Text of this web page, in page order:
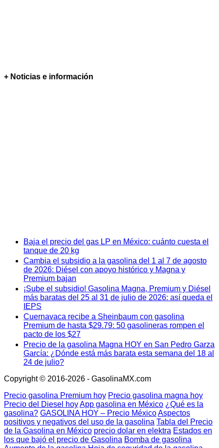
+ Noticias e información
Baja el precio del gas LP en México: cuánto cuesta el
tanque de 20 kg
Cambia el subsidio a la gasolina del 1 al 7 de agosto
de 2026: Diésel con apoyo histórico y Magna y
Premium bajan
¡Sube el subsidio! Gasolina Magna, Premium y Diésel
más baratas del 25 al 31 de julio de 2026: así queda el
IEPS
Cuernavaca recibe a Sheinbaum con gasolina
Premium de hasta $29.79: 50 gasolineras rompen el
pacto de los $27
Precio de la gasolina Magna HOY en San Pedro Garza
García: ¿Dónde está más barata esta semana del 18 al
24 de julio?
Copyright © 2016-2026 - GasolinaMX.com
Precio gasolina Premium hoy Precio gasolina magna hoy
Precio del Diesel hoyApp gasolina en México ¿Qué es la
gasolina? GASOLINA HOY – Precio MéxicoAspectos
positivos y negativos del uso de la gasolina Tabla del Precio
de la Gasolina en México precio dolar en elektra Estados en
los que bajó el precio de Gasolina Bomba de gasolina